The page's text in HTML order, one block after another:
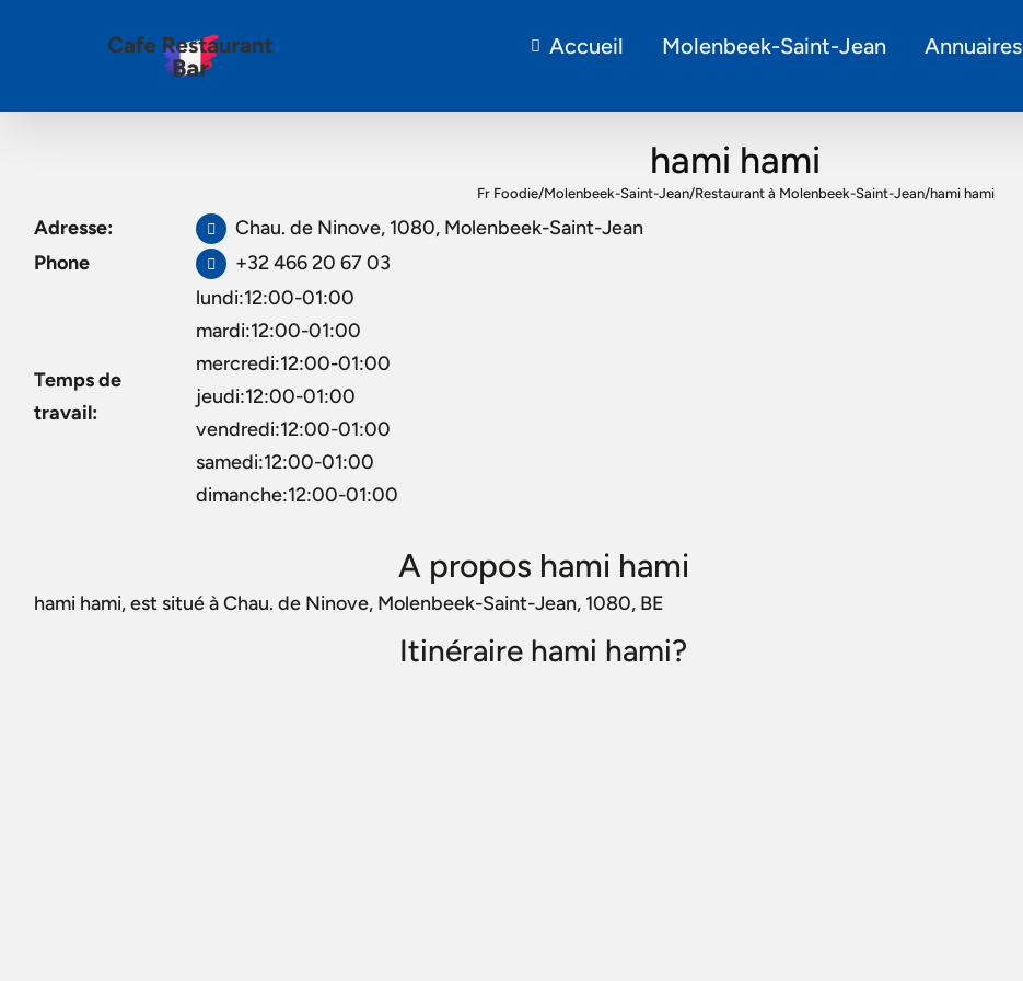
Accueil Molenbeek-Saint-Jean Annuaires
hami hami
Fr Foodie/Molenbeek-Saint-Jean/Restaurant à Molenbeek-Saint-Jean/hami hami
Adresse:
Chau. de Ninove, 1080, Molenbeek-Saint-Jean
Phone
+32 466 20 67 03
Temps de
travail:
lundi:12:00-01:00
mardi:12:00-01:00
mercredi:12:00-01:00
jeudi:12:00-01:00
vendredi:12:00-01:00
samedi:12:00-01:00
dimanche:12:00-01:00
A propos hami hami
hami hami, est situé à Chau. de Ninove, Molenbeek-Saint-Jean, 1080, BE
Itinéraire hami hami?